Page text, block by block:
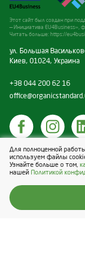
Ecoline
(organic)
2
Ecoline
(light)
Ecoline
(chelated)
Ecoline
(chelated)
5
Ecoline
(chelated)
(chelated)
№
1
Ecoline
(organic)
2 Ecoline
3
Ecoline
(chelated)
Ecoline
ул. Большая
Киев, 01024, Украина
Этот сайт был создан при
— Инициатива EU4Business»,
Читать больше: https://
+38 044 200 62 16
Политика касательно cookies
Политика
Для полноценной
используем файлы
Узнайте больше о том,
нашей
Политикой